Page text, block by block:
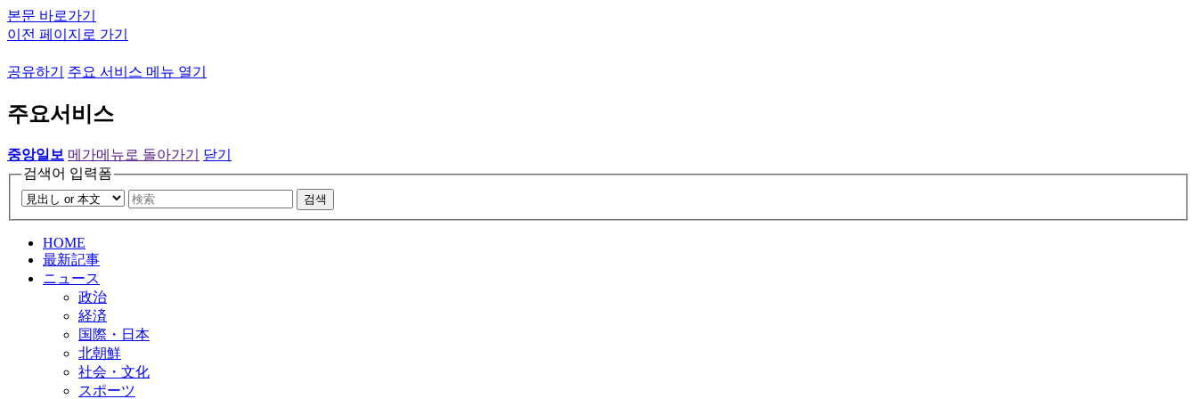
본문 바로가기
이전 페이지로 가기
공유하기 주요 서비스 메뉴 열기
주요서비스
중앙일보 메가메뉴로 돌아가기
닫기
검색어 입력폼
검색
HOME
最新記事
ニュース
政治
経済
国際・日本
北朝鮮
社会・文化
スポーツ